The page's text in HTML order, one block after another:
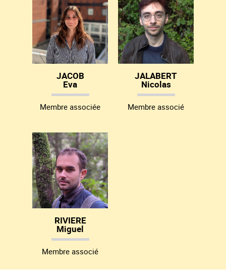
JACOB
Eva
Membre associée
JALABERT
Nicolas
Membre associé
RIVIERE
Miguel
Membre associé